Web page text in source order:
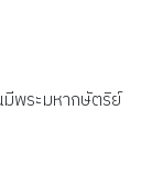
มีพระมหากษัตริย์